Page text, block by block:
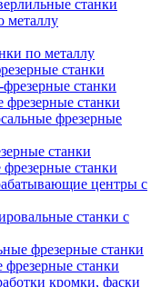
станки
металлу
по металлу
станки
станки
фрезерные станки
фрезерные
станки
станки
центры с
станки с
фрезерные станки
фрезерные станки
кромки, фаски